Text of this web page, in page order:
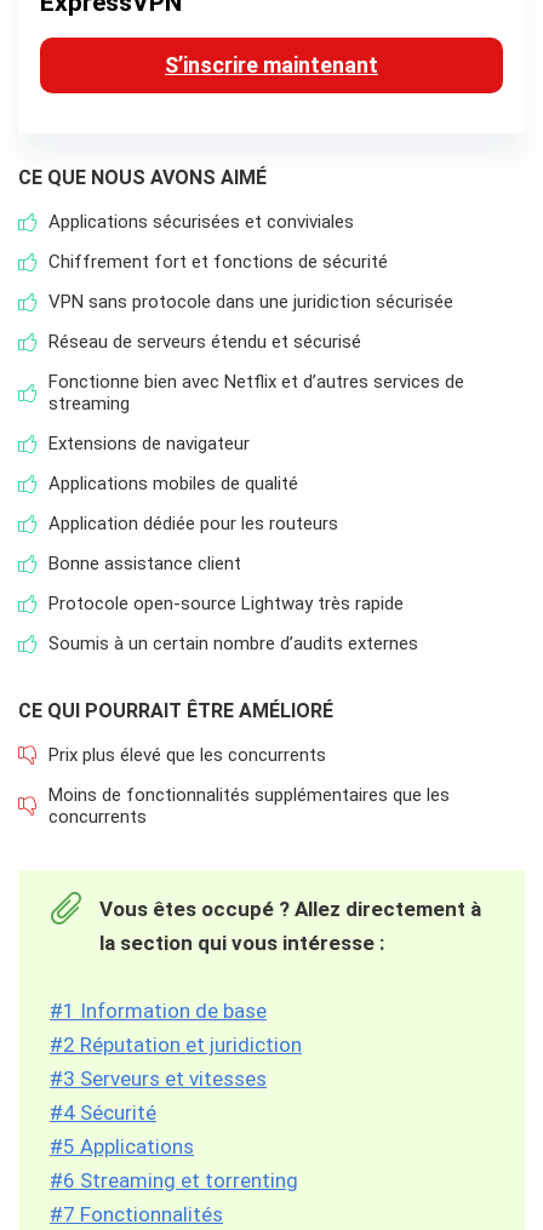
S’inscrire maintenant
CE QUE NOUS AVONS AIMÉ
Applications sécurisées et conviviales
Chiffrement fort et fonctions de sécurité
VPN sans protocole dans une juridiction sécurisée
Réseau de serveurs étendu et sécurisé
Fonctionne bien avec Netflix et d’autres services de
streaming
Extensions de navigateur
Applications mobiles de qualité
Application dédiée pour les routeurs
Bonne assistance client
Protocole open-source Lightway très rapide
Soumis à un certain nombre d’audits externes
CE QUI POURRAIT ÊTRE AMÉLIORÉ
Prix plus élevé que les concurrents
Moins de fonctionnalités supplémentaires que les
concurrents
Vous êtes occupé ? Allez directement à
la section qui vous intéresse :
#1 Information de base
#2 Réputation et juridiction
#3 Serveurs et vitesses
#4 Sécurité
#5 Applications
#6 Streaming et torrenting
#7 Fonctionnalités